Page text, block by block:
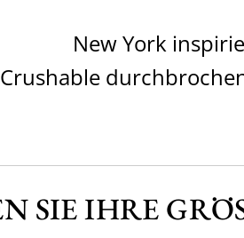
New York
Crushable